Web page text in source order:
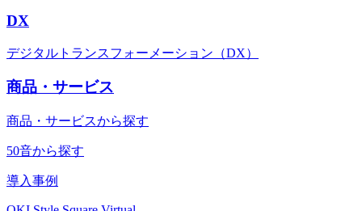
DX
デジタルトランスフォーメーション（DX）
商品・サービス
商品・サービスから探す
50音から探す
導入事例